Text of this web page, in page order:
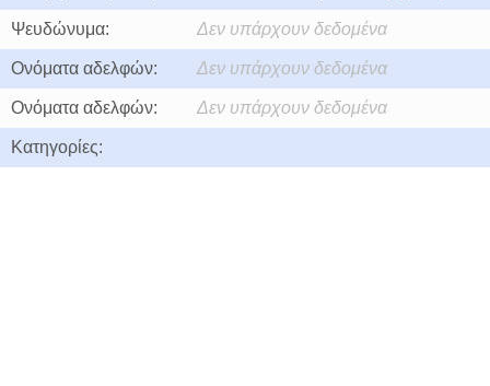
Ψευδώνυμα: Δεν υπάρχουν δεδομένα
Ονόματα αδελφών: Δεν υπάρχουν δεδομένα
Ονόματα αδελφών: Δεν υπάρχουν δεδομένα
Κατηγορίες: